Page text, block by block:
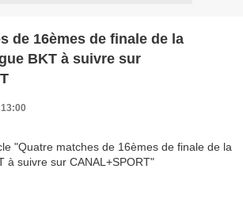
de 16èmes de finale de la
BKT à suivre sur